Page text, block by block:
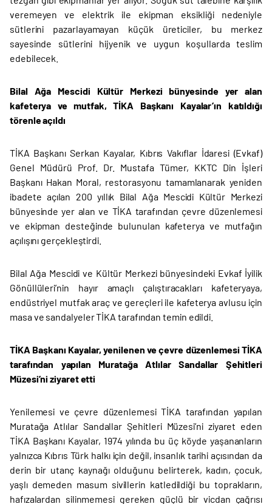
veremeyen ve elektrik ile ekipman eksikliği nedeniyle
sütlerini pazarlayamayan küçük üreticiler, bu merkez
sayesinde sütlerini hijyenik ve uygun koşullarda teslim
edebilecek.
Bilal Ağa Mescidi Kültür Merkezi bünyesinde yer alan
kafeterya ve mutfak, TİKA Başkanı Kayalar’ın katıldığı
törenle açıldı
TİKA Başkanı Serkan Kayalar, Kıbrıs Vakıflar İdaresi (Evkaf)
Genel Müdürü Prof. Dr. Mustafa Tümer, KKTC Din İşleri
Başkanı Hakan Moral, restorasyonu tamamlanarak yeniden
ibadete açılan 200 yıllık Bilal Ağa Mescidi Kültür Merkezi
bünyesinde yer alan ve TİKA tarafından çevre düzenlemesi
ve ekipman desteğinde bulunulan kafeterya ve mutfağın
açılışını gerçekleştirdi.
Bilal Ağa Mescidi ve Kültür Merkezi bünyesindeki Evkaf İyilik
Gönüllüleri’nin hayır amaçlı çalıştıracakları kafeteryaya,
endüstriyel mutfak araç ve gereçleri ile kafeterya avlusu için
masa ve sandalyeler TİKA tarafından temin edildi.
TİKA Başkanı Kayalar, yenilenen ve çevre düzenlemesiTİKA
tarafından yapılan Muratağa Atlılar Sandallar Şehitleri
Müzesi’ni ziyaret etti
Yenilemesi ve çevre düzenlemesi TİKA tarafından yapılan
Muratağa Atlılar Sandallar Şehitleri Müzesi’ni ziyaret eden
TİKA Başkanı Kayalar, 1974 yılında bu üç köyde yaşananların
yalnızca Kıbrıs Türk halkı için değil, insanlık tarihi açısından da
derin bir utanç kaynağı olduğunu belirterek, kadın, çocuk,
yaşlı demeden masum sivillerin katledildiği bu toprakların,
hafızalardan silinmemesi gereken güçlü bir vicdan çağrısı